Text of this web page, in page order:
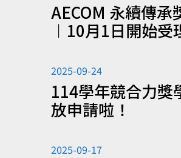
AECOM 永續傳承
︱10月1日開始受
2025-09-24
114學年競合力獎
放申請啦！
2025-09-17